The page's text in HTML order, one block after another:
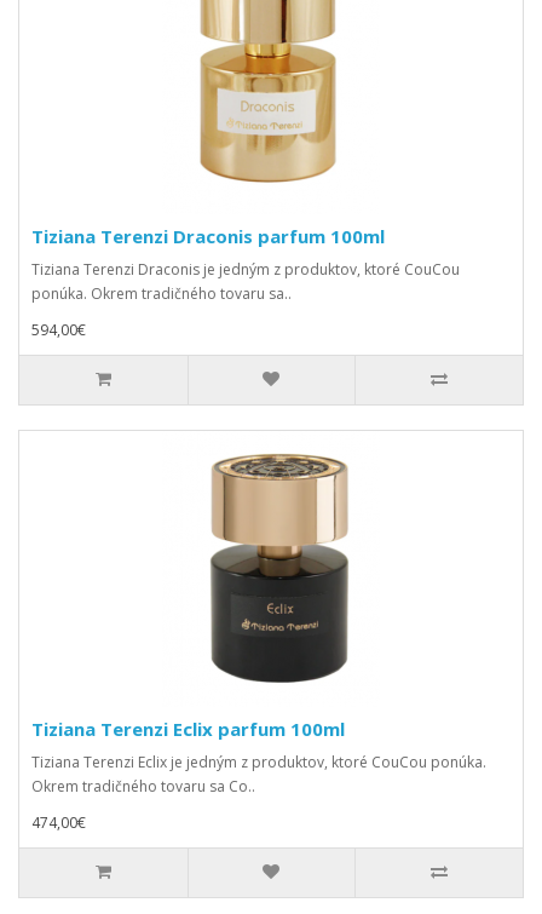
Tiziana Terenzi Draconis parfum 100ml
Tiziana Terenzi Draconis je jedným z produktov, ktoré CouCou
ponúka. Okrem tradičného tovaru sa..
594,00€
Tiziana Terenzi Eclix parfum 100ml
Tiziana Terenzi Eclix je jedným z produktov, ktoré CouCou ponúka.
Okrem tradičného tovaru sa Co..
474,00€